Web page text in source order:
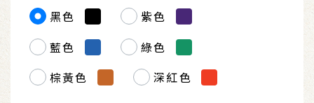
黑色
紫色
藍色
綠色
棕黃色
深紅色